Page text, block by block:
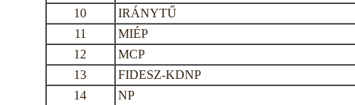
10
IRÁNYTŰ
11
MIÉP
12
MCP
13
FIDESZ-KDNP
14
NP